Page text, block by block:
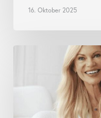
16. Oktober 2025
starten